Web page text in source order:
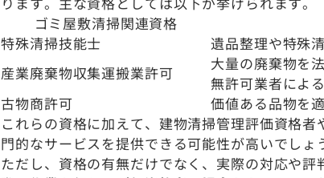
ゴミ屋敷清掃関連資格
特殊清掃技能士
遺品整理や特殊
産業廃棄物収集運搬業許可
大量の廃棄物を
無許可業者によ
古物商許可
価値ある品物を
これらの資格に加えて、建物清掃管理評価資格
門的なサービスを提供できる可能性が高いでしょ
ただし、資格の有無だけでなく、実際の対応や評